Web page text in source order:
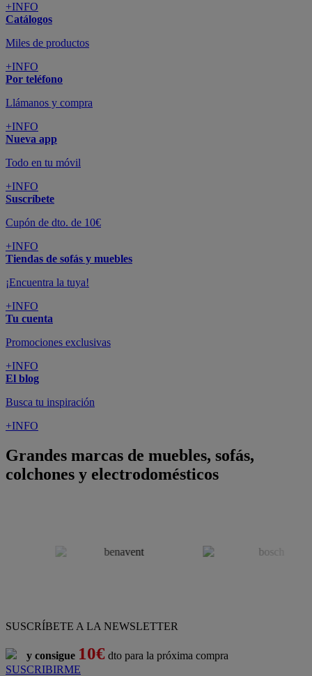
+INFO
Catálogos
Miles de productos
+INFO
Por teléfono
Llámanos y compra
+INFO
Nueva app
Todo en tu móvil
+INFO
Suscríbete
Cupón de dto. de 10€
+INFO
Tiendas de sofás y muebles
¡Encuentra la tuya!
+INFO
Tu cuenta
Promociones exclusivas
+INFO
El blog
Busca tu inspiración
+INFO
Grandes marcas de muebles, sofás,
colchones y electrodomésticos
SUSCRÍBETE A LA NEWSLETTER
y consigue 10€ dto para la próxima compra
SUSCRIBIRME